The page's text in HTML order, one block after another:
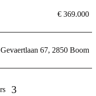
€ 369.000
Gevaertlaan 67, 2850 Boom
3